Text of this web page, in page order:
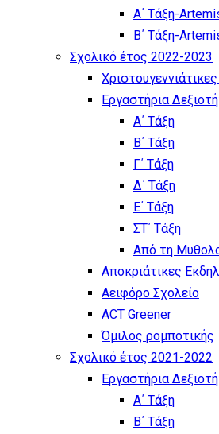
Α΄ Τάξη-
Β΄ Τάξη-
Σχολικό έτος 2022-2023
Εργαστήρια
Α΄ Τάξη
Β΄ Τάξη
Γ΄ Τάξη
Δ΄ Τάξη
Ε΄ Τάξη
ΣΤ΄ Τάξη
Από τη
Αποκριάτικες
Αειφόρο Σχολείο
ACT Greener
Όμιλος ρομποτικής
Σχολικό έτος 2021-2022
Εργαστήρια
Α΄ Τάξη
Β΄ Τάξη